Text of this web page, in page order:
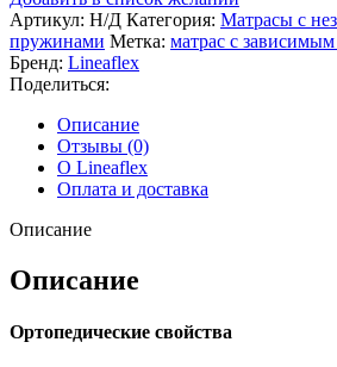
Sangano
Артикул: Н/Д Категория: Матрасы с
пружинами Метка: матрас с
Бренд: Lineaflex
Поделиться:
Описание
Отзывы (0)
О Lineaflex
Оплата и доставка
Описание
Описание
Ортопедические свойства